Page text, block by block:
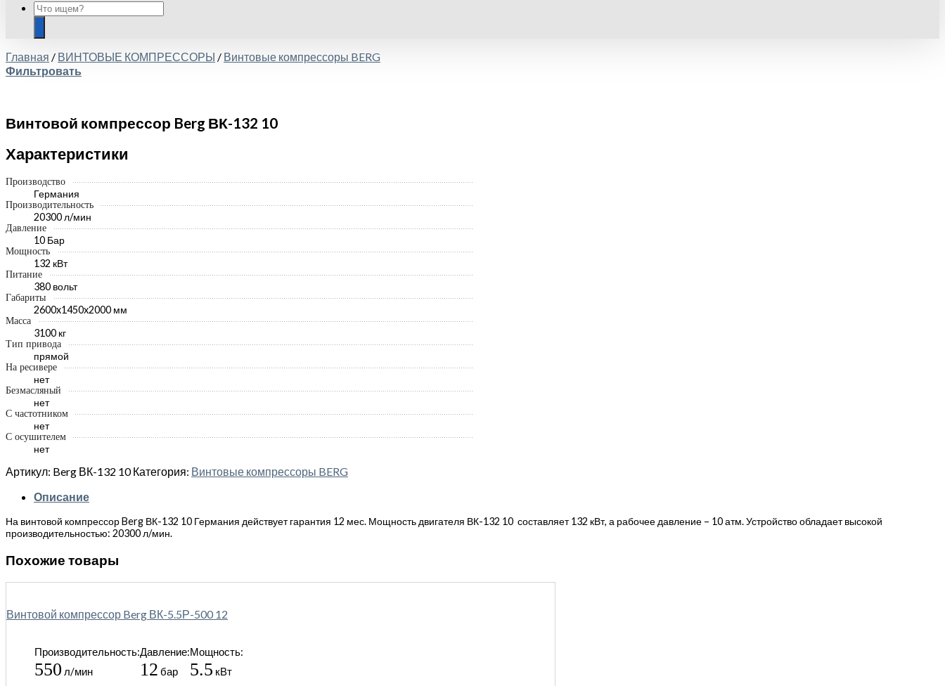
Главная / ВИНТОВЫЕ КОМПРЕССОРЫ / Винтовые компрессоры BERG
Фильтровать
Винтовой компрессор Berg ВК-132 10
Характеристики
Производство
Германия
Производительность
20300 л/мин
Давление
10 Бар
Мощность
132 кВт
Питание
380 вольт
Габариты
2600x1450x2000 мм
Масса
3100 кг
Тип привода
прямой
На ресивере
нет
Безмасляный
нет
С частотником
нет
С осушителем
нет
Артикул: Berg ВК-132 10 Категория: Винтовые компрессоры BERG
Описание
На винтовой компрессор Berg ВК-132 10 Германия действует гарантия 12 мес. Мощность двигателя ВК-132 10 составляет 132 кВт, а рабочее давление – 10 атм. Устройство обладает высокой
производительностью: 20300 л/мин.
Похожие товары
Винтовой компрессор Berg ВК-5.5Р-500 12
Производительность:
550 л/мин
Давление:
12 бар
Мощность:
5.5 кВт